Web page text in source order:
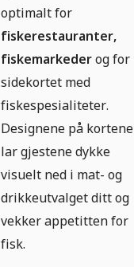
optimalt for
fiskerestauranter,
fiskemarkederog for
sidekortet med
fiskespesialiteter.
Designene på kortene
lar gjestene dykke
visuelt ned i mat- og
drikkeutvalget ditt og
vekker appetitten for
fisk.